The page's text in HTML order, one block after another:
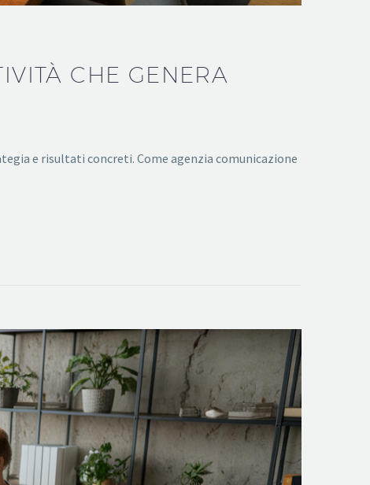
CHE GENERA
e risultati concreti. Come agenzia comunicazione